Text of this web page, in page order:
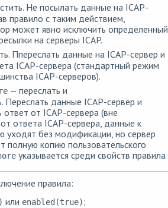
Не посылать данные на ICAP-
правило с таким действием,
может явно исключить определенный
на серверы ICAP.
Ппереслать данные на ICAP-сервер и
ICAP-сервера (стандартный режим
ICAP-серверов).
— переслать и
Переслать данные ICAP-сервер и
ответ от ICAP-сервера (вне
ответа ICAP-сервера, данные к
уходят без модификации, но сервер
полную копию пользовательского
указывается среди свойств правила
правила:
или enabled(true);